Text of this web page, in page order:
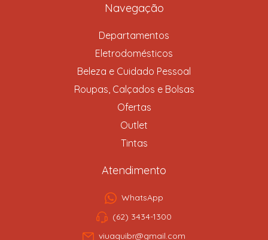
Navegação
Departamentos
Eletrodomésticos
Beleza e Cuidado Pessoal
Roupas, Calçados e Bolsas
Ofertas
Outlet
Tintas
Atendimento
WhatsApp
(62) 3434-1300
viuaquibr@gmail.com